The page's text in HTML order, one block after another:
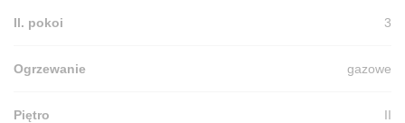
Il. pokoi 3
Ogrzewanie gazowe
Piętro II